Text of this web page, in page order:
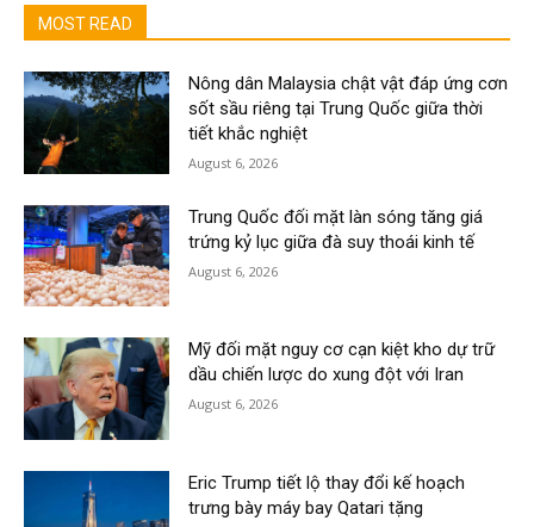
MOST READ
Nông dân Malaysia chật vật đáp ứng cơn
sốt sầu riêng tại Trung Quốc giữa thời
tiết khắc nghiệt
August 6, 2026
Trung Quốc đối mặt làn sóng tăng giá
trứng kỷ lục giữa đà suy thoái kinh tế
August 6, 2026
Mỹ đối mặt nguy cơ cạn kiệt kho dự trữ
dầu chiến lược do xung đột với Iran
August 6, 2026
Eric Trump tiết lộ thay đổi kế hoạch
trưng bày máy bay Qatari tặng